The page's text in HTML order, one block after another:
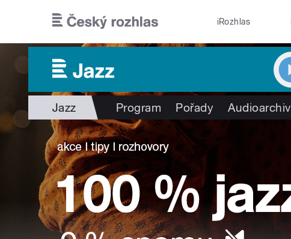
iRozhlas
Jazz Program Pořady Audioarchiv